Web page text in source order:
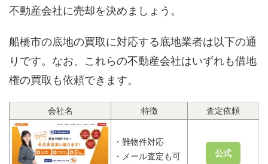
不動産会社に売却を決めましょう。
船橋市の底地の買取に対応する底地業者は以下の通
りです。なお、これらの不動産会社はいずれも借地
権の買取も依頼できます。
会社名 特徴 査定依頼
・難物件対応
・メール査定も可
公式